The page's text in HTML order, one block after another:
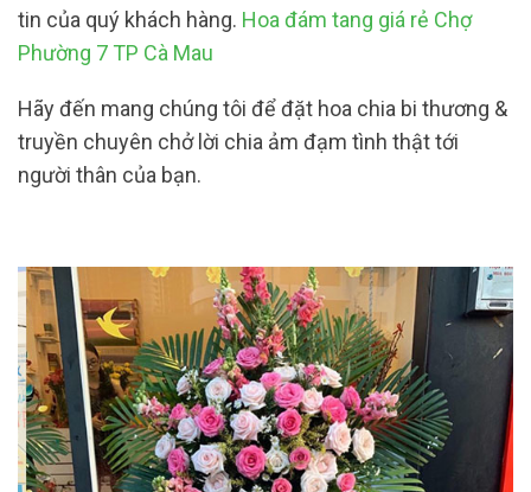
tin của quý khách hàng. Hoa đám tang giá rẻ Chợ
Phường 7 TP Cà Mau
Hãy đến mang chúng tôi để đặt hoa chia bi thương &
truyền chuyên chở lời chia ảm đạm tình thật tới
người thân của bạn.